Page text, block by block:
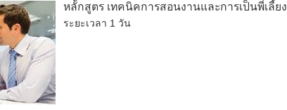
หลัักสูตร เทคนิคการสอนงานและการเป็นพี่เลี้ยง
ระยะเวลา 1 วัน